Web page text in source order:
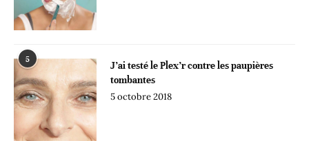
5
J’ai testé le Plex’r contre les paupières
tombantes
5 octobre 2018